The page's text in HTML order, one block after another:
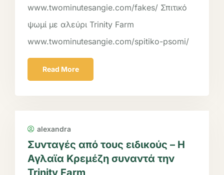
www.twominutesangie.com/fakes/ Σπιτικό
ψωμί με αλεύρι Trinity Farm
www.twominutesangie.com/spitiko-psomi/
Read More
alexandra
Συνταγές από τους ειδικούς – Η
Αγλαϊα Κρεμέζη συναντά την
Trinity Farm